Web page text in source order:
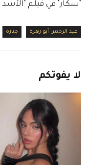
"سكار" في فيلم "الأسد
عبد الرحمن أبو زهرة جنازة
لا يفوتكم